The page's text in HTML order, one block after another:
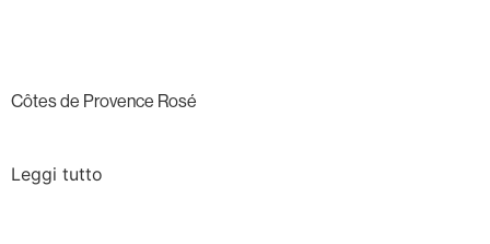
Côtes de Provence Rosé
Leggi tutto